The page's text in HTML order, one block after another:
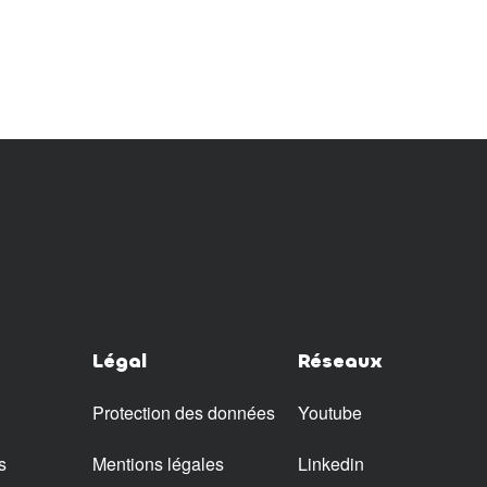
Légal
Protection des données
Mentions légales
Réseaux
Youtube
Linkedin